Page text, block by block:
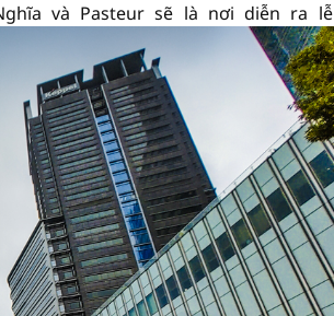
và Pasteur sẽ là nơi diễn ra